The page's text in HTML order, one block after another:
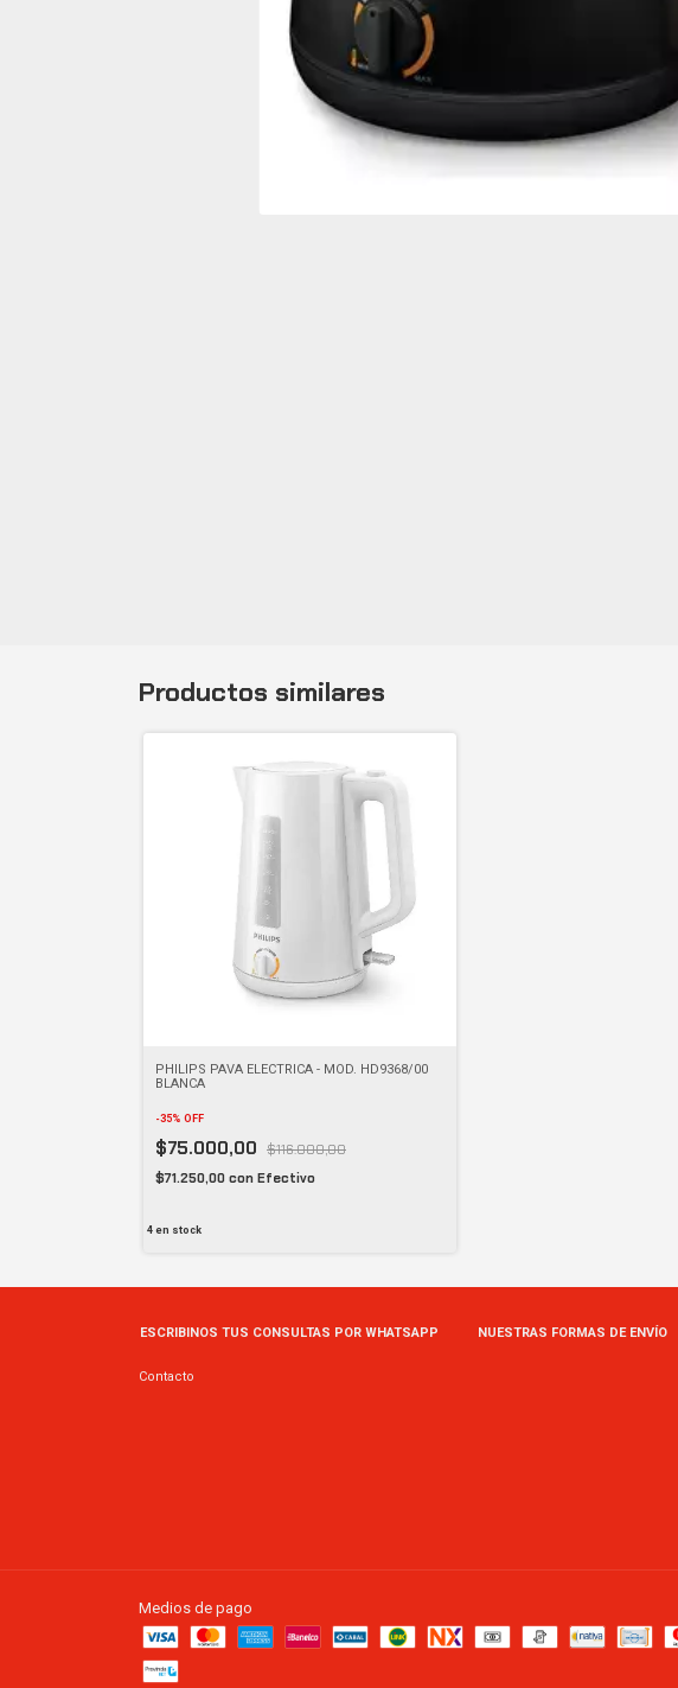
Productos similares
PHILIPS PAVA ELECTRICA - MOD. HD9368/00
BLANCA
-35% OFF
$75.000,00
$116.000,00
$71.250,00 con Efectivo
4en stock
ESCRIBINOS TUS CONSULTAS POR WHATSAPP
Contacto
NUESTRAS FORMAS DE ENVÍO
Medios de pago